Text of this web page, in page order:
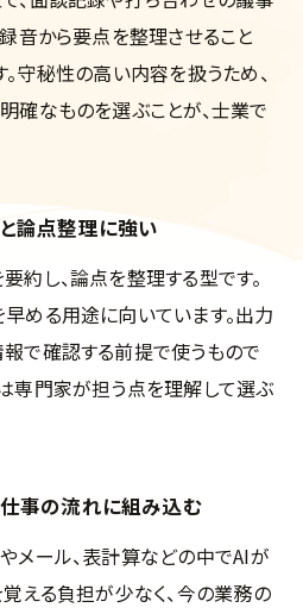
音から要点を整理させること
守秘性の高い内容を扱うため、
確なものを選ぶことが、士業で
論点整理に強い
約し、論点を整理する型です。
める用途に向いています。出力
で確認する前提で使うもので
専門家が担う点を理解して選ぶ
事の流れに組み込む
メール、表計算などの中でAIが
える負担が少なく、今の業務の